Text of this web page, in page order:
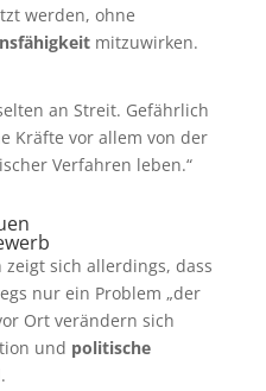
werden, ohne
mitzuwirken.
an Streit. Gefährlich
Kräfte vor allem von der
Verfahren leben.“
sich allerdings, dass
nur ein Problem „der
Ort verändern sich
und politische